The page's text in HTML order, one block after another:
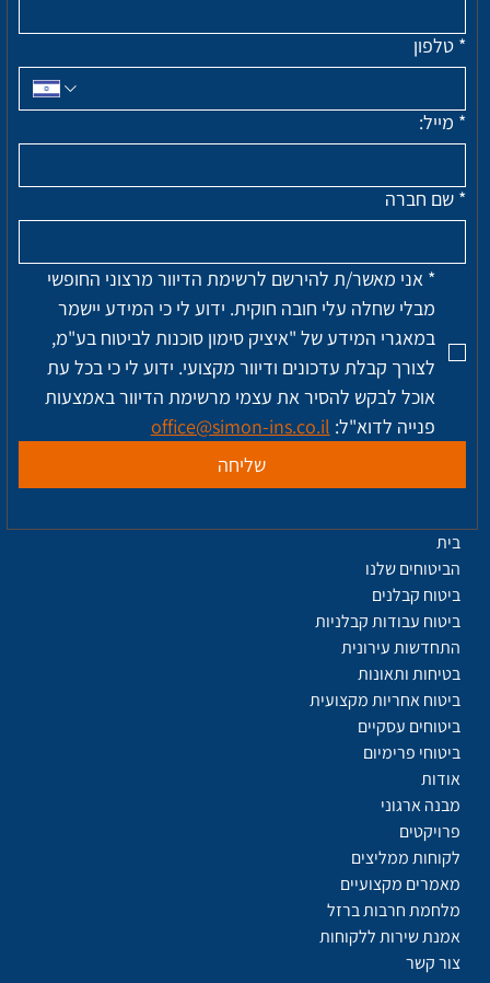
* טלפון
* מייל:
* שם חברה
*
פנייה לדוא"ל: office@simon-ins.co.il
שליחה
אודות
מבנה ארגוני
פרויקטים
לקוחות ממליצים
מאמרים מקצועיים
מלחמת חרבות ברזל
אמנת שירות ללקוחות
צור קשר
בית
הביטוחים שלנו
ביטוח קבלנים
ביטוח עבודות קבלניות
התחדשות עירונית
בטיחות ותאונות
ביטוח אחריות מקצועית
ביטוחים עסקיים
ביטוחי פרימיום